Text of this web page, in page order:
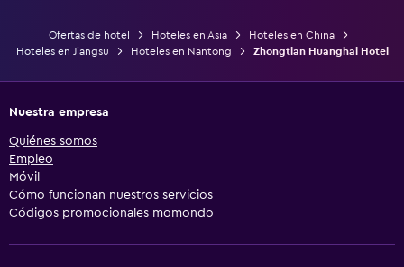
Ofertas de hotel Hoteles en Asia
Hoteles en China
Hoteles en Jiangsu
Hoteles en Nantong Zhongtian Huanghai Hotel
Nuestra empresa
Quiénes somos
Empleo
Móvil
Cómo funcionan nuestros servicios
Códigos promocionales momondo